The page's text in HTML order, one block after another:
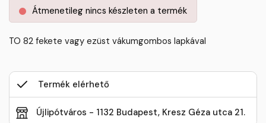
Átmenetileg nincs készleten a termék
TO 82 fekete vagy ezüst vákumgombos lapkával
Termék elérhető
Újlipótváros - 1132 Budapest, Kresz Géza utca 21.